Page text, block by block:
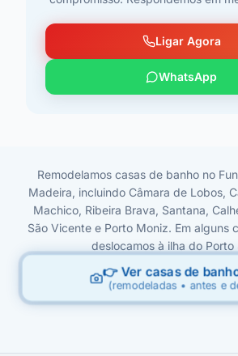
Ligar Agora
WhatsApp
Remodelamos casas de banho no
Madeira, incluindo Câmara de Lobos,
Machico, Ribeira Brava, Santana,
São Vicente e Porto Moniz. Em alguns
deslocamos à ilha do Porto
👉 Ver casas de
(remodeladas • antes e